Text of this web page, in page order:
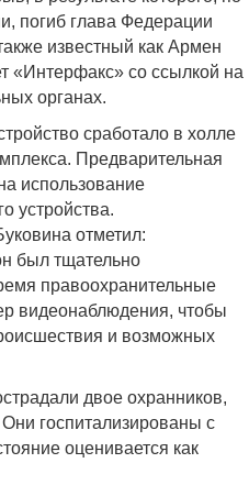
погиб глава Федерации
известный как Армен
«Интерфакс» со ссылкой на
органах.
сработало в холле
Предварительная
использование
устройства.
отметил:
был тщательно
правоохранительные
видеонаблюдения, чтобы
и возможных
двое охранников,
госпитализированы с
оценивается как